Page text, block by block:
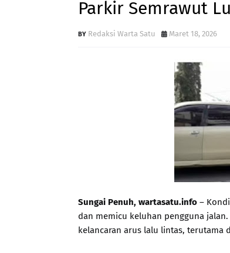
Parkir Semrawut
Redaksi Warta Satu Maret 18, 2026
Sungai Penuh, wartasatu.info –
dan memicu keluhan pengguna
kelancaran arus lalu lintas, terutama